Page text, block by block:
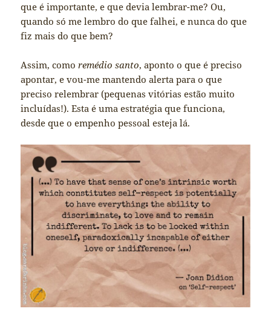
que é importante, e que devia lembrar-me? Ou,
quando só me lembro do que falhei, e nunca do que
fiz mais do que bem?
Assim, comoremédio santo, aponto o que é preciso
apontar, e vou-me mantendo alerta para o que
preciso relembrar (pequenas vitórias estão muito
incluídas!). Esta é uma estratégia que funciona,
desde que o empenho pessoal esteja lá.